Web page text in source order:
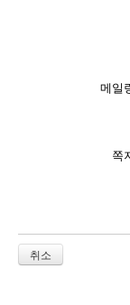
메일
쪽
취소